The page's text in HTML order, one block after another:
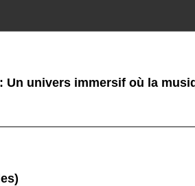
Un univers immersif où la